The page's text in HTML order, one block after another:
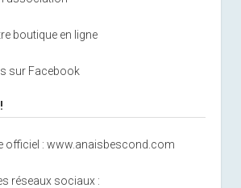
boutique en ligne
sur Facebook
officiel : www.anaisbescond.com
réseaux sociaux :